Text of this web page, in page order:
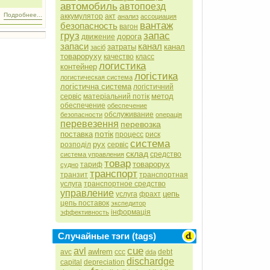
Подробнее...
автомобиль автопоезд
аккумулятор акт анализ ассоциация
безопасность вагон вантаж
груз движение дорога запас
запаси засіб затраты канал канал
товароруху качество класс
контейнер логистика
логистическая система логістика
логістична система логістичний
сервіс матеріальний потік метод
обеспечение обеспечение
безопасности обслуживание операція
перевезення перевозка
поставка потік процесс риск
розподіл рух сервіс система
система управления склад средство
судно тариф товар товарорух
транзит транспорт транспортная
услуга транспортное средство
управление услуга фрахт цепь
цепь поставок экспедитор
эффективность інформація
Случайные тэги (tags)
avc avl awlrem ccc cue dda debt
capital depreciation dischardge